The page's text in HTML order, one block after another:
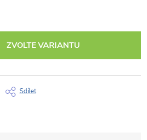
ZVOLTE VARIANTU
Sdílet